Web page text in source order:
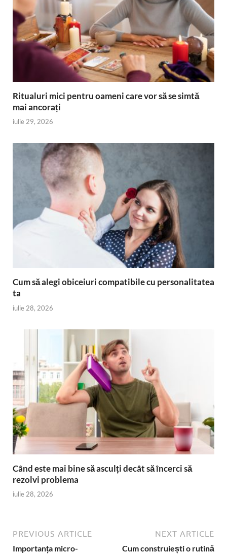
Ritualuri mici pentru oameni care vor să se simtă
mai ancorați
iulie 29, 2026
Cum să alegi obiceiuri compatibile cu personalitatea
ta
iulie 28, 2026
Când este mai bine să asculți decât să încerci să
rezolvi problema
iulie 28, 2026
PREVIOUS ARTICLE
Importanța micro-
NEXT ARTICLE
Cum construiești o rutină